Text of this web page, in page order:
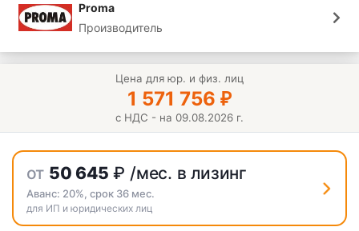
Proma
Производитель
Цена для юр. и физ. лиц
1 571 756 ₽
с НДС - на 09.08.2026 г.
от 50 645 ₽ /мес. в лизинг
Аванс: 20% , срок 36мес.
для ИП и юридических лиц